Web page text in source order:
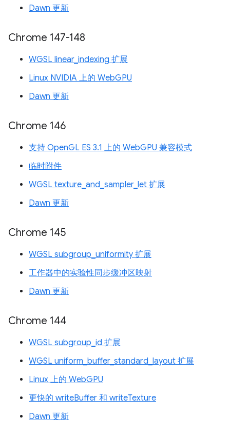
Dawn 更新
Chrome 147-148
WGSL linear_indexing 扩展
Linux NVIDIA 上的 WebGPU
Dawn 更新
Chrome 146
支持 OpenGL ES 3.1 上的 WebGPU 兼容模式
临时附件
WGSL texture_and_sampler_let 扩展
Dawn 更新
Chrome 145
WGSL subgroup_uniformity 扩展
工作器中的实验性同步缓冲区映射
Dawn 更新
Chrome 144
WGSL subgroup_id 扩展
WGSL uniform_buffer_standard_layout 扩展
Linux 上的 WebGPU
更快的 writeBuffer 和 writeTexture
Dawn 更新